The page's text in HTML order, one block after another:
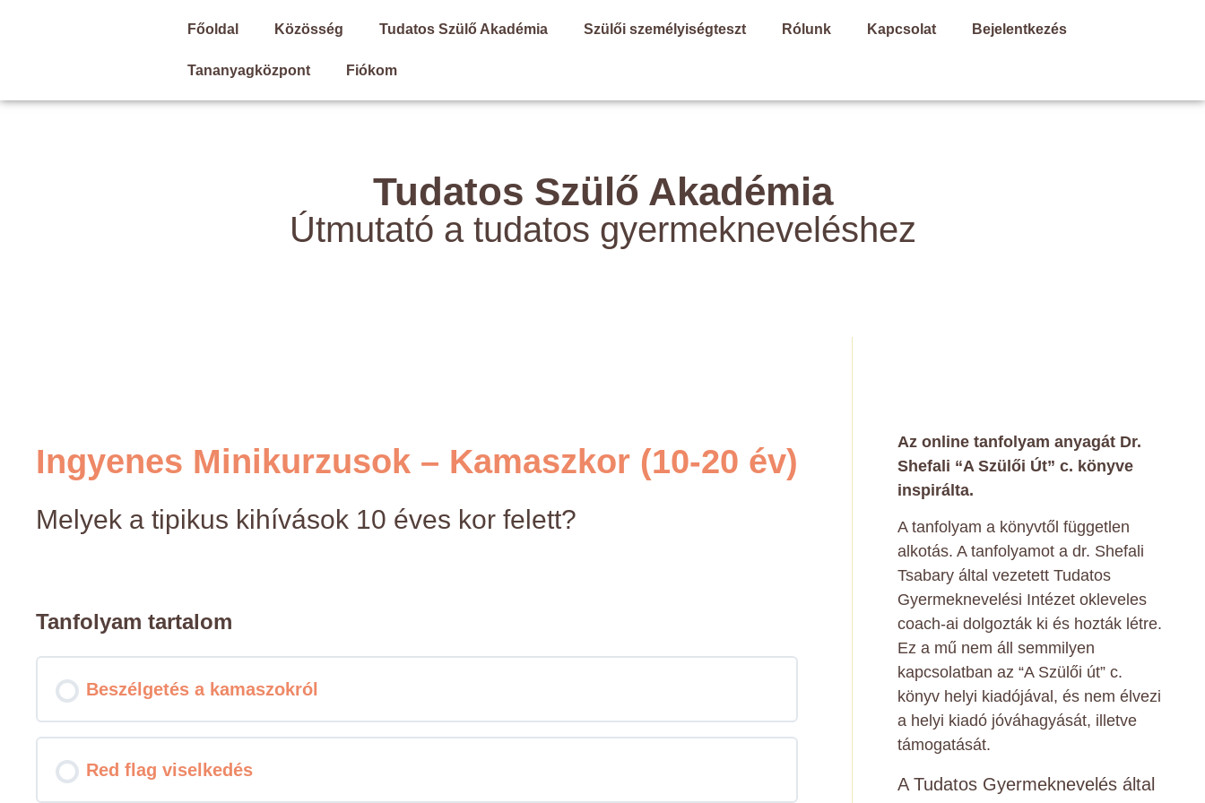
Főoldal Közösség Tudatos Szülő Akadémia Szülői személyiségteszt Rólunk Kapcsolat Bejelentkezés
Tananyagközpont Fiókom
Tudatos Szülő Akadémia
Útmutató a tudatos gyermekneveléshez
Az online tanfolyam anyagát Dr.
Shefali “A Szülői Út” c. könyve
inspirálta.
A tanfolyam a könyvtől független
alkotás. A tanfolyamot a dr. Shefali
Tsabary által vezetett Tudatos
Gyermeknevelési Intézet okleveles
coach-ai dolgozták ki és hozták létre.
Ez a mű nem áll semmilyen
kapcsolatban az “A Szülői út” c.
könyv helyi kiadójával, és nem élvezi
a helyi kiadó jóváhagyását, illetve
támogatását.
A Tudatos Gyermeknevelés által
Ingyenes Minikurzusok – Kamaszkor (10-20 év)
Melyek a tipikus kihívások 10 éves kor felett?
Tanfolyam tartalom
Beszélgetés a kamaszokról
Red flag viselkedés